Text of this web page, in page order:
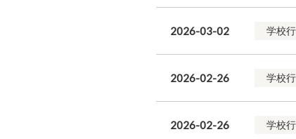
2026-03-02 学校
2026-02-26 学校
2026-02-26 学校